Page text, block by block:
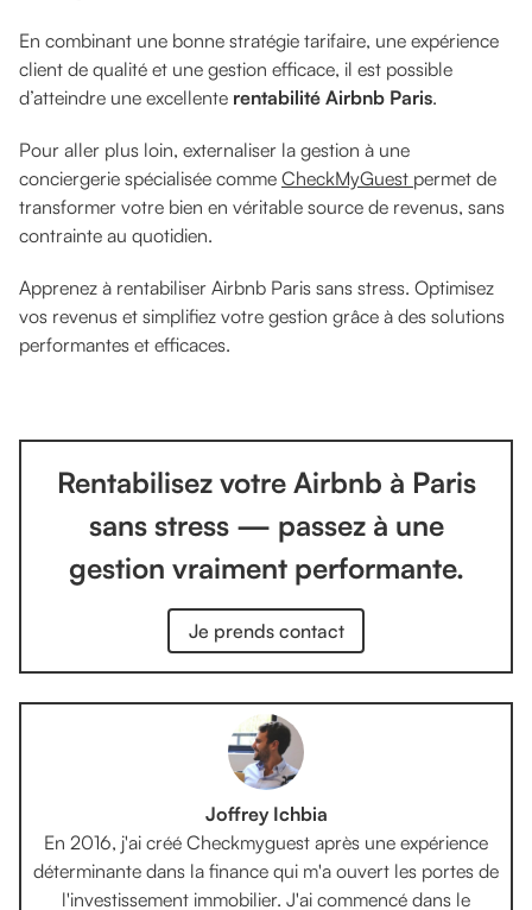
En combinant une bonne stratégie tarifaire, une expérience
client de qualité et une gestion efficace, il est possible
d’atteindre une excellente rentabilité Airbnb Paris.
Pour aller plus loin, externaliser la gestion à une
conciergerie spécialisée comme CheckMyGuest permet de
transformer votre bien en véritable source de revenus, sans
contrainte au quotidien.
Apprenez à rentabiliser Airbnb Paris sans stress. Optimisez
vos revenus et simplifiez votre gestion grâce à des solutions
performantes et efficaces.
Rentabilisez votre Airbnb à Paris
sans stress — passez à une
gestion vraiment performante.
Je prends contact
Joffrey Ichbia
En 2016, j'ai créé Checkmyguest après une expérience
déterminante dans la finance qui m'a ouvert les portes de
l'investissement immobilier. J'ai commencé dans le